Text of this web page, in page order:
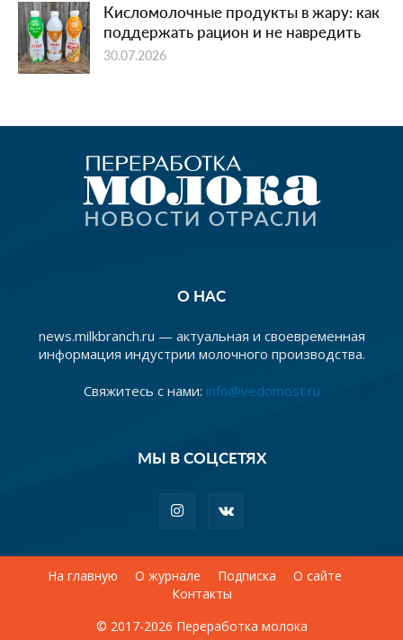
Кисломолочные продукты в жару: как
поддержать рацион и не навредить
30.07.2026
О НАС
news.milkbranch.ru — актуальная и своевременная
информация индустрии молочного производства.
Свяжитесь с нами: info@vedomost.ru
МЫ В СОЦСЕТЯХ
На главную О журнале Подписка
О сайте
Контакты
© 2017-2026 Переработка молока